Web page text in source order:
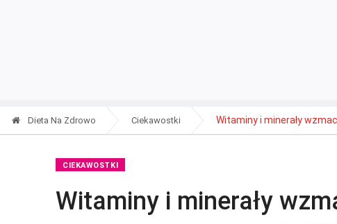
Dieta Na Zdrowo Ciekawostki Witaminy i minerały
CIEKAWOSTKI
Witaminy i minerały